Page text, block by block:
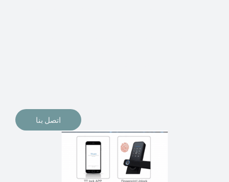
اتصل بنا